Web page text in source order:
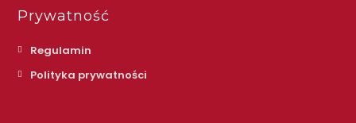
Prywatność
Regulamin
Polityka prywatności